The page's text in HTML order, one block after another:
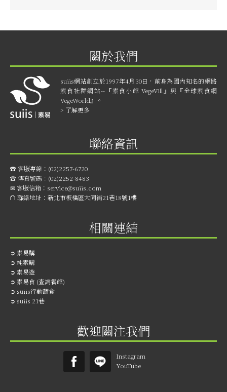
關於我們
suiis網站創立於1997年4月30日，前身為國內知名的網路
素食社群網站--『素食小館 VegeVill』與『全球素食網
VegeWorld』。
> 了解更多
聯絡資訊
☎︎ 客服專線： (02)2257-6720
☎︎ 傳真號碼： (02)2252-8483
✉ 客服信箱： service@suiis.com
⛫ 聯絡地址： 新北市板橋區大同街21巷18號1樓
相關連結
➲ 素易購
➲ 純素購
➲ 素易遊
➲ 素易食 (查詢餐館)
➲ suiis行動蔬食
➲ suiis 21巷
歡迎關注我們
Instagram
YouTube